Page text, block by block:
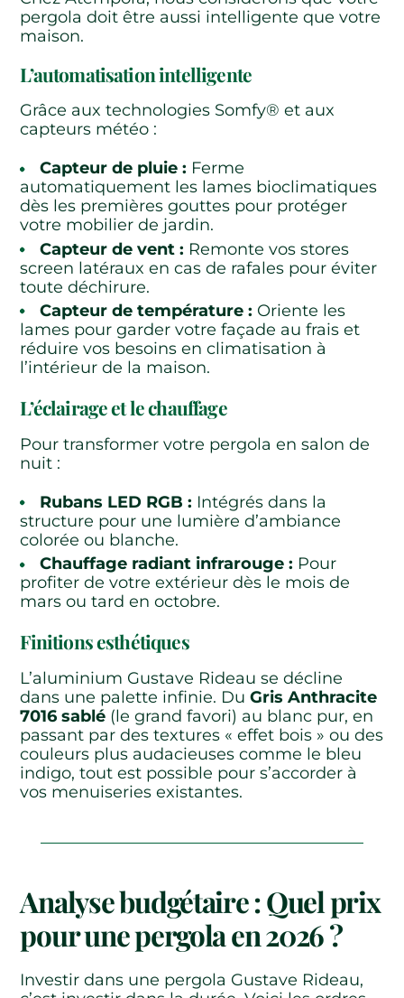
pergola doit être aussi intelligente que votre
maison.
L’automatisation intelligente
Grâce aux technologies Somfy® et aux
capteurs météo :
Capteur de pluie : Ferme
automatiquement les lames bioclimatiques
dès les premières gouttes pour protéger
votre mobilier de jardin.
Capteur de vent : Remonte vos stores
screen latéraux en cas de rafales pour éviter
toute déchirure.
Capteur de température : Oriente les
lames pour garder votre façade au frais et
réduire vos besoins en climatisation à
l’intérieur de la maison.
L’éclairage et le chauffage
Pour transformer votre pergola en salon de
nuit :
Rubans LED RGB : Intégrés dans la
structure pour une lumière d’ambiance
colorée ou blanche.
Chauffage radiant infrarouge : Pour
profiter de votre extérieur dès le mois de
mars ou tard en octobre.
Finitions esthétiques
L’aluminium Gustave Rideau se décline
dans une palette infinie. DuGris Anthracite
7016 sablé (le grand favori) au blanc pur, en
passant par des textures « effet bois » ou des
couleurs plus audacieuses comme le bleu
indigo, tout est possible pour s’accorder à
vos menuiseries existantes.
Analyse budgétaire : Quel prix
pour une pergola en 2026 ?
Investir dans une pergola Gustave Rideau,